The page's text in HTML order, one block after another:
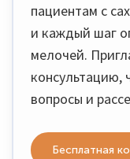
пациентам с
и каждый шаг
мелочей.
консультацию,
вопросы и
Бесплатная